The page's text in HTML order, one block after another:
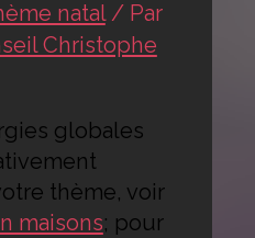
natal/ Par
Christophe
globales
thème, voir
maisons; pour